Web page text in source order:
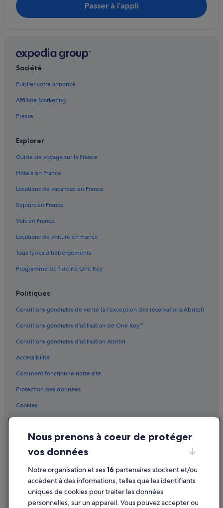
Passer à l’appli
Société
Publier votre annonce
Affiliate Marketing
Presse
Explorer
Guide de voyage sur la France
Hôtels en France
Locations de vacances en France
Séjours en France
Vols en France
Locations de voiture en France
Tous types d'hébergements
Programme de fidélité One Key
Politiques
Conditions générales de vente (à l’exception des réservations Abritel)
Conditions générales d’utilisation de One Key™
Conditions générales d’utilisation Abritel
Accessibilité
Comment fonctionne notre site
Protection des données
Cookies
Mentions légales / Nous contacter
Directives de contenu et signalement de contenus
Aide
Assistance
Nous prenons à coeur de protéger
vos données
Notre organisation et ses16 partenaires stockent et/ou
accèdent à des informations, telles que les identifiants
uniques de cookies pour traiter les données
personnelles, sur un appareil. Vous pouvez accepter ou